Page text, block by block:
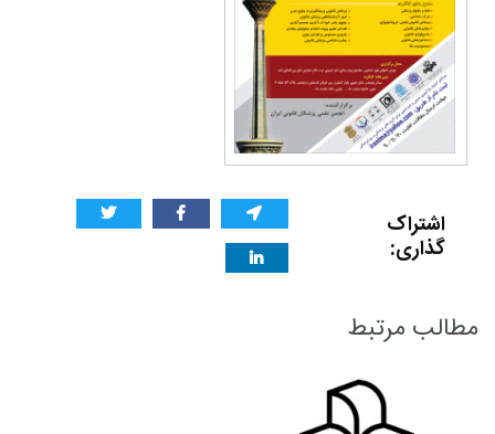
اشتراک
گذاری:
مطالب مرتبط